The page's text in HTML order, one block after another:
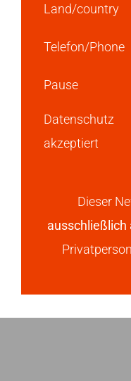
Land/country
Telefon/Phone
Pause
Datenschutz
akzeptiert
Dieser
ausschließlich